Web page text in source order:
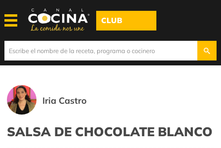
CLUB
Iria Castro
SALSA DE CHOCOLATE BLANCO